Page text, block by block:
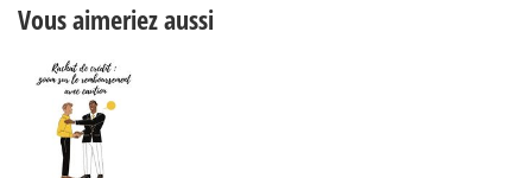
Vous aimeriez aussi